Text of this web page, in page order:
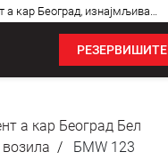
БМW 123, рент а кар Београд, изнајмљивање аута: Бел✓
РЕЗЕРВИШИТЕ
а кар Београд Бел
БМW 123